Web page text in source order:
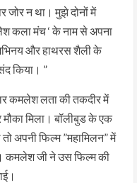
जोर न था। मुझे दोनों में
कला मंच ‘ के नाम से अपना
और हाथरस शैली के
किया। ”
कमलेश लता की तकदीर में
मौका मिला। बॉलीबुड के एक
अपनी फिल्म ”महामिलन” में
कमलेश जी ने उस फिल्म की